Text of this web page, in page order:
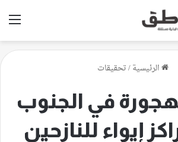
الرئيسية/تحقيقات
في الجنوب
إيواء للنازحين